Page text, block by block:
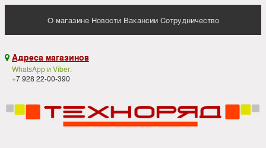
О магазине Новости Вакансии Сотрудничество
 Адреса магазинов
WhatsApp и Viber:
+7 928 22-00-390